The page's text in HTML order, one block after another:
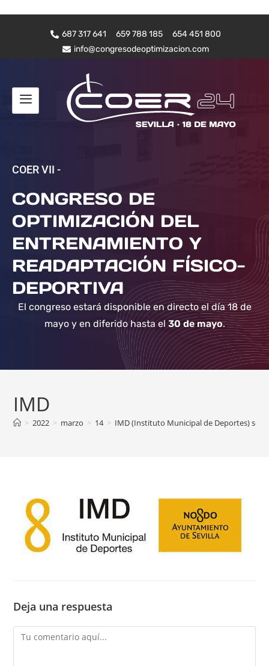
687 317 641 659 788 185
654 451 800
info@congresodeoptimizacion.com
COER VII -
CONGRESO DE
OPTIMIZACIÓN DEL
ENTRENAMIENTO Y
READAPTACIÓN FÍSICO-
DEPORTIVA
El congreso estará disponible en directo el día 18 de
mayo y en diferido hasta el30 de mayo.
IMD
> 2022 > marzo > 14 > IMD (Instituto Municipal de Deportes) se
Deja una respuesta